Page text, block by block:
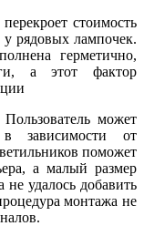
стоимость
рядовых лампочек.
герметично,
а этот фактор
может
в зависимости от
поможет
а малый размер
не удалось добавить
монтажа не